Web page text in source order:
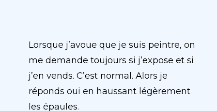
Lorsque j’avoue que je suis peintre, on
me demande toujours si j’expose et si
j’en vends. C’est normal. Alors je
réponds oui en haussant légèrement
les épaules.